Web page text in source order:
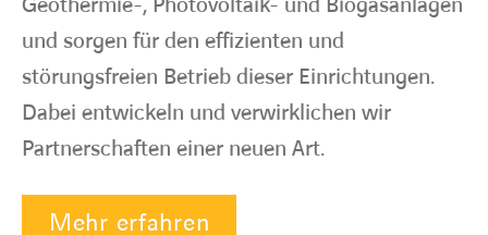
und sorgen für den effizienten und
störungsfreien Betrieb dieser Einrichtungen.
Dabei entwickeln und verwirklichen wir
Partnerschaften einer neuen Art.
Mehr erfahren